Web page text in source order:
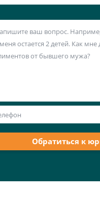
Обратиться к